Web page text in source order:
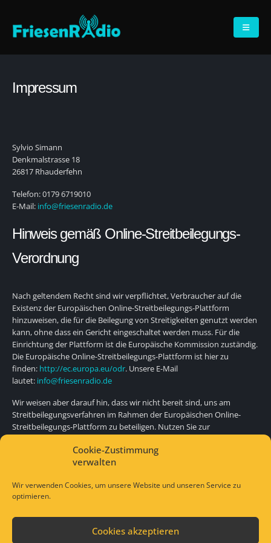
Cookie-Zustimmung
verwalten
Wir verwenden Cookies, um unsere Website und unseren Service zu
optimieren.
Cookies akzeptieren
Impressum
Sylvio Simann
Denkmalstrasse 18
26817 Rhauderfehn
Telefon: 0179 6719010
E-Mail: info@friesenradio.de
Hinweis gemäß Online-Streitbeilegungs-
Verordnung
Nach geltendem Recht sind wir verpflichtet, Verbraucher auf die
Existenz der Europäischen Online-Streitbeilegungs-Plattform
hinzuweisen, die für die Beilegung von Streitigkeiten genutzt werden
kann, ohne dass ein Gericht eingeschaltet werden muss. Für die
Einrichtung der Plattform ist die Europäische Kommission zuständig.
Die Europäische Online-Streitbeilegungs-Plattform ist hier zu
finden: http://ec.europa.eu/odr. Unsere E-Mail
lautet: info@friesenradio.de
Wir weisen aber darauf hin, dass wir nicht bereit sind, uns am
Streitbeilegungsverfahren im Rahmen der Europäischen Online-
Streitbeilegungs-Plattform zu beteiligen. Nutzen Sie zur
Impressum Vorlage von JuraForum.de
© Copyright 2021. All Rights Reserved.